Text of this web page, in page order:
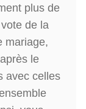
plus de
de la
mariage,
le
avec celles